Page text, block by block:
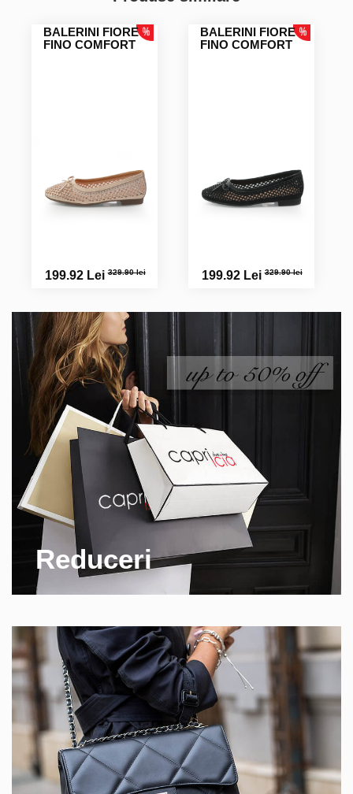
BALERINI FIORE
FINO COMFORT
199.92 Lei329.90 lei
BALERINI FIORE
FINO COMFORT
199.92 Lei329.90 lei
Reduceri